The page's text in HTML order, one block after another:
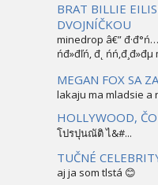
BRAT BILLIE
DVOJNÍČKOU
minedrop â€”
ńđ»đľń‚ đ˛
MEGAN FOX SA
lakaju ma mladsie a
HOLLYWOOD, ČO
โปรปุนณัติ ไ&#...
TUČNÉ
aj ja som tlstá 😊